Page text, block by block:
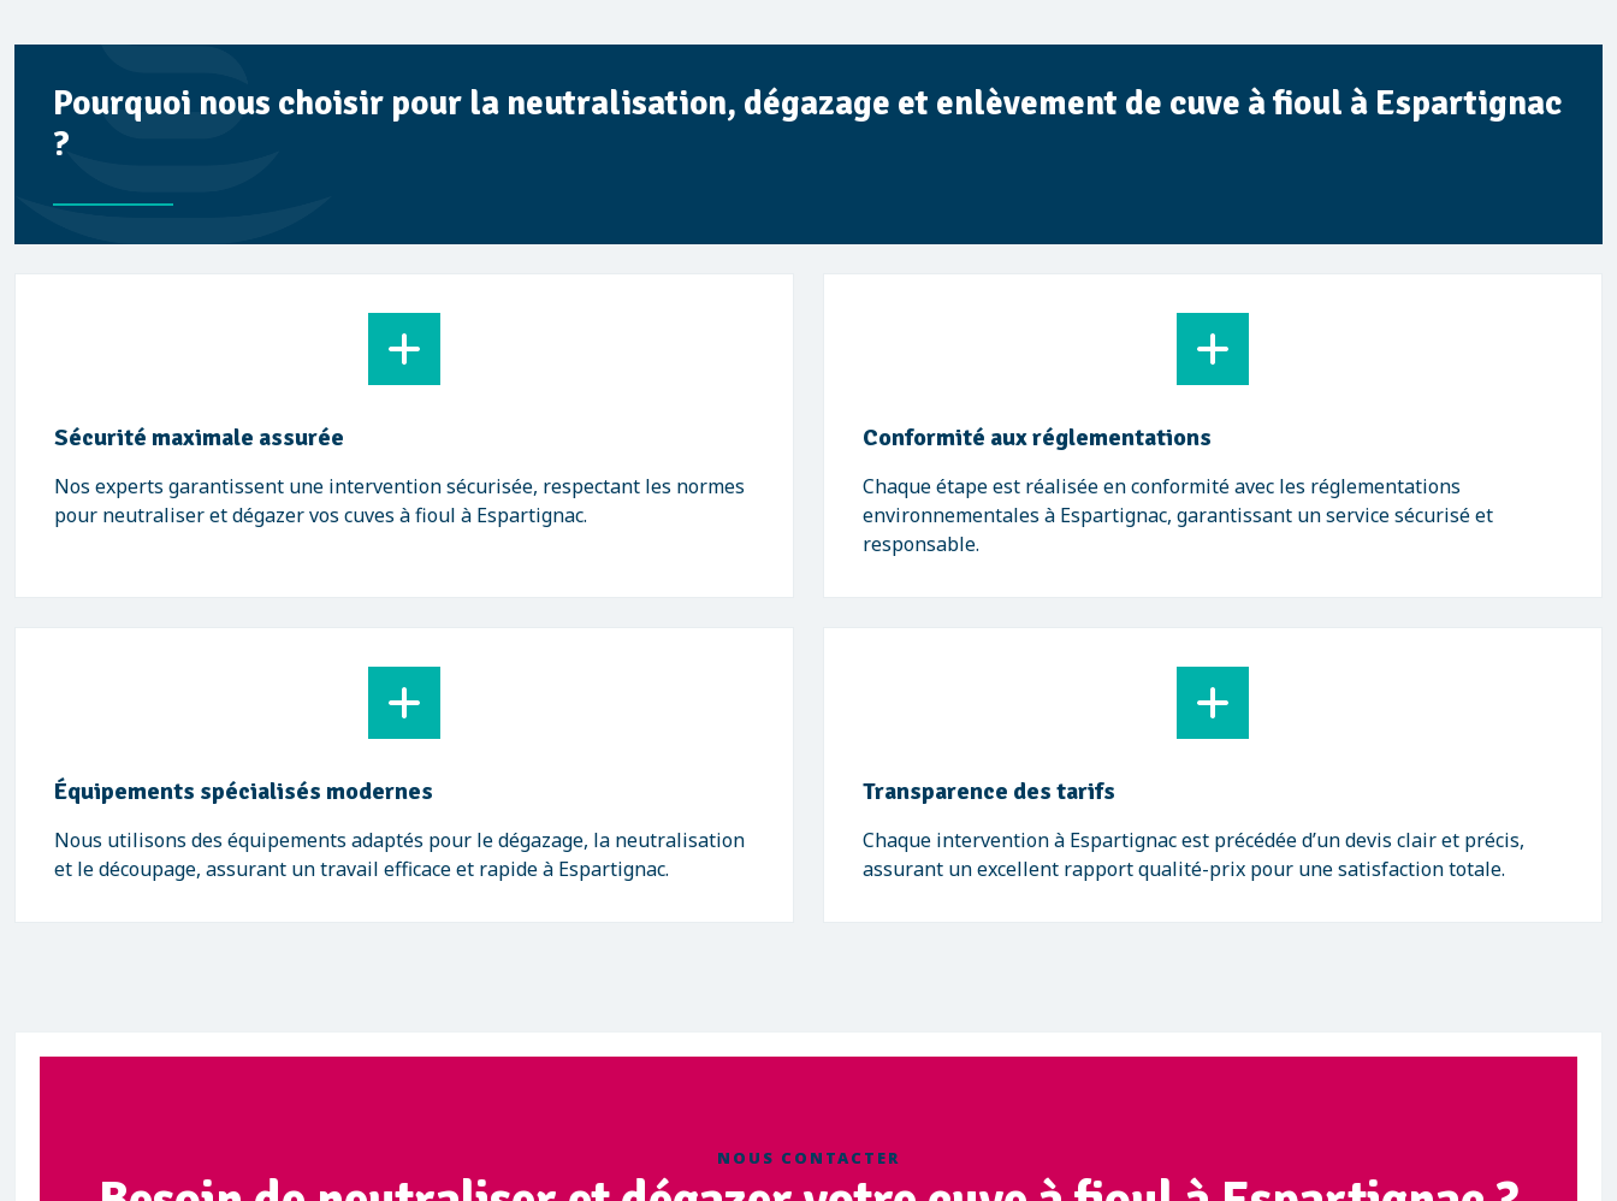
Pourquoi nous choisir pour la neutralisation, dégazage et enlèvement de cuve à fioul à Espartignac
?
Sécurité maximale assurée
Nos experts garantissent une intervention sécurisée, respectant les normes
pour neutraliser et dégazer vos cuves à fioul à Espartignac.
Conformité aux réglementations
Chaque étape est réalisée en conformité avec les réglementations
environnementales à Espartignac, garantissant un service sécurisé et
responsable.
Équipements spécialisés modernes
Nous utilisons des équipements adaptés pour le dégazage, la neutralisation
et le découpage, assurant un travail efficace et rapide à Espartignac.
Transparence des tarifs
Chaque intervention à Espartignac est précédée d’un devis clair et précis,
assurant un excellent rapport qualité-prix pour une satisfaction totale.
NOUS CONTACTER